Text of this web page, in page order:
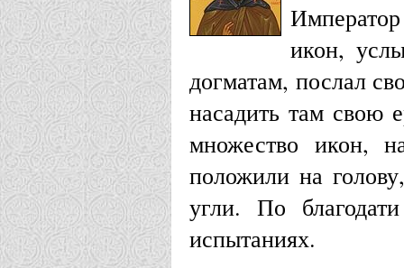
икон,
догматам, послал
насадить там свою
множество икон,
положили на
угли. По
испытаниях.